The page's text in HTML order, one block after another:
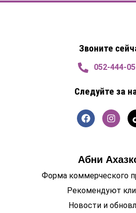
Звоните
052-444-
Следуйте за
Абни
Форма коммерческого
Рекомендуют
Новости и